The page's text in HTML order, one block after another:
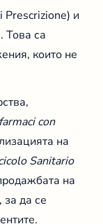
Prescrizione) и
Това са
които не
farmaci con
на
Sanitario
на
за да се